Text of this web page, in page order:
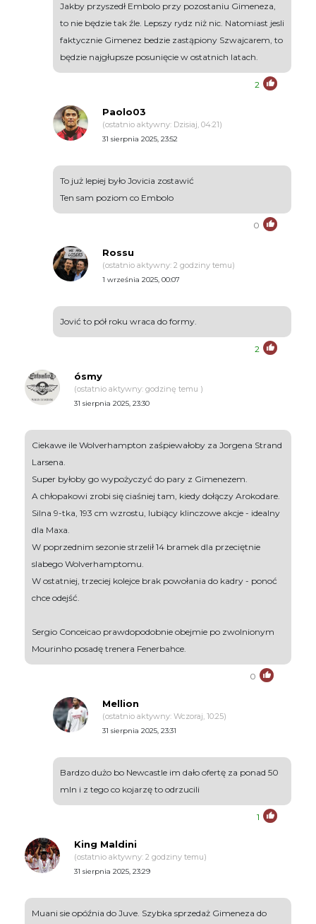
Jakby przyszedł Embolo przy pozostaniu Gimeneza,
to nie będzie tak źle. Lepszy rydz niż nic. Natomiast jesli
faktycznie Gimenez bedzie zastąpiony Szwajcarem, to
będzie najgłupsze posunięcie w ostatnich latach.
2
Paolo03
(ostatnio aktywny: Dzisiaj, 04:21)
31 sierpnia 2025, 23:52
To już lepiej było Jovicia zostawić
Ten sam poziom co Embolo
0
Rossu
(ostatnio aktywny: 2 godziny temu)
1 września 2025, 00:07
Jović to pół roku wraca do formy.
2
ósmy
(ostatnio aktywny: godzinę temu )
31 sierpnia 2025, 23:30
Ciekawe ile Wolverhampton zaśpiewałoby za Jorgena Strand
Larsena.
Super byłoby go wypożyczyć do pary z Gimenezem.
A chłopakowi zrobi się ciaśniej tam, kiedy dołączy Arokodare.
Silna 9-tka, 193 cm wzrostu, lubiący klinczowe akcje - idealny
dla Maxa.
W poprzednim sezonie strzelił 14 bramek dla przeciętnie
slabego Wolverhamptomu.
W ostatniej, trzeciej kolejce brak powołania do kadry - ponoć
chce odejść.
Sergio Conceicao prawdopodobnie obejmie po zwolnionym
Mourinho posadę trenera Fenerbahce.
0
Mellion
(ostatnio aktywny: Wczoraj, 10:25)
31 sierpnia 2025, 23:31
Bardzo dużo bo Newcastle im dało ofertę za ponad 50
mln i z tego co kojarzę to odrzucili
1
King Maldini
(ostatnio aktywny: 2 godziny temu)
31 sierpnia 2025, 23:29
Muani sie opóźnia do Juve. Szybka sprzedaż Gimeneza do